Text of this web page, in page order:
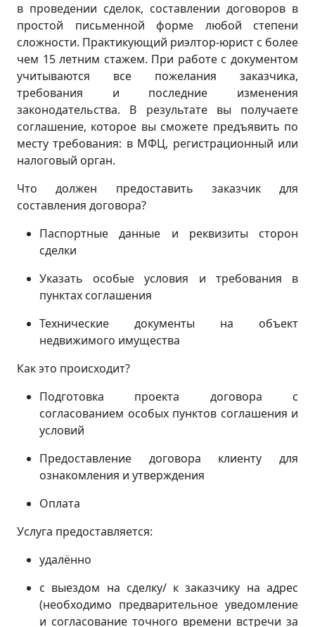
в проведении сделок, составлении договоров в
простой письменной форме любой степени
сложности. Практикующий риэлтор-юрист с более
чем 15 летним стажем. При работе с документом
учитываются все пожелания заказчика,
требования и последние изменения
законодательства. В результате вы получаете
соглашение, которое вы сможете предъявить по
месту требования: в МФЦ, регистрационный или
налоговый орган.
Что должен предоставить заказчик для
составления договора?
Паспортные данные и реквизиты сторон
сделки
Указать особые условия и требования в
пунктах соглашения
Технические документы на объект
недвижимого имущества
Как это происходит?
Подготовка проекта договора с
согласованием особых пунктов соглашения и
условий
Предоставление договора клиенту для
ознакомления и утверждения
Оплата
Услуга предоставляется:
удалённо
с выездом на сделку/ к заказчику на адрес
(необходимо предварительное уведомление
и согласование точного времени встречи за